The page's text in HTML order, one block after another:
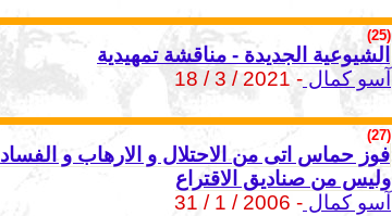
(25)
الشيوعية الجديدة - مناقشة تمهيدية
آسو كمال - 2021 / 3 / 18
(27)
فوز حماس اتى من الاحتلال و الارهاب و الفساد
وليس من صناديق الاقتراع
آسو كمال - 2006 / 1 / 31